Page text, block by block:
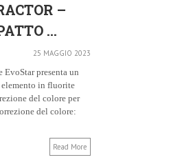
–
...
25 MAGGIO 2023
EvoStar presenta un
in fluorite
del colore per
del colore:
Read More